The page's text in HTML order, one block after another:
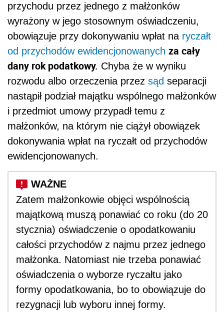
przychodu przez jednego z małżonków
wyrażony w jego stosownym oświadczeniu,
obowiązuje przy dokonywaniu wpłat na ryczałt
od przychodów ewidencjonowanych za cały
dany rok podatkowy. Chyba że w wyniku
rozwodu albo orzeczenia przez sąd separacji
nastąpił podział majątku wspólnego małżonków
i przedmiot umowy przypadł temu z
małżonków, na którym nie ciążył obowiązek
dokonywania wpłat na ryczałt od przychodów
ewidencjonowanych.
Zatem małżonkowie objęci wspólnością
majątkową muszą ponawiać co roku (do 20
stycznia) oświadczenie o opodatkowaniu
całości przychodów z najmu przez jednego
małżonka. Natomiast nie trzeba ponawiać
oświadczenia o wyborze ryczałtu jako
formy opodatkowania, bo to obowiązuje do
rezygnacji lub wyboru innej formy.